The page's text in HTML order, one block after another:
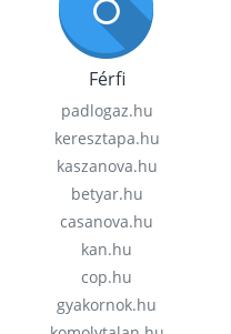
Férfi
padlogaz.hu
keresztapa.hu
kaszanova.hu
betyar.hu
casanova.hu
kan.hu
cop.hu
gyakornok.hu